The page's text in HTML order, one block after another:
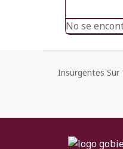
No se
Insurgentes Sur